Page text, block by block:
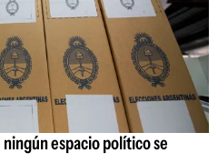
espacio político se